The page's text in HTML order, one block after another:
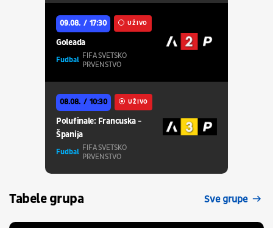
09.08. 17:30 UŽIVO
Goleada
Fudbal FIFA SVETSKO
PRVENSTVO
08.08. 10:30 UŽIVO
Polufinale: Francuska -
Španija
Fudbal FIFA SVETSKO
PRVENSTVO
Tabele grupa Sve grupe